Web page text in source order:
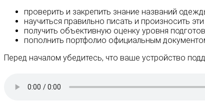
проверить и закрепить знание названий
научиться правильно писать и произносить
получить объективную оценку уровня
пополнить портфолио официальным
Перед началом убедитесь, что ваше устройство